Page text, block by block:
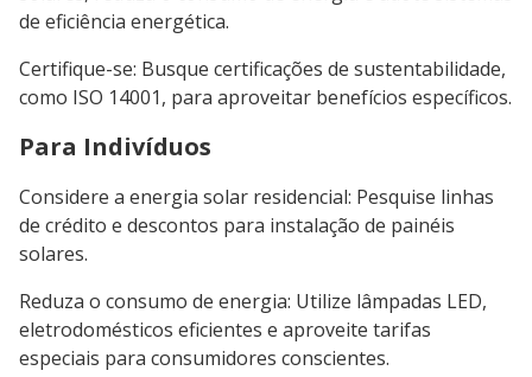
de eficiência energética.
Certifique-se: Busque certificações de sustentabilidade,
como ISO 14001, para aproveitar benefícios específicos.
Para Indivíduos
Considere a energia solar residencial: Pesquise linhas
de crédito e descontos para instalação de painéis
solares.
Reduza o consumo de energia: Utilize lâmpadas LED,
eletrodomésticos eficientes e aproveite tarifas
especiais para consumidores conscientes.